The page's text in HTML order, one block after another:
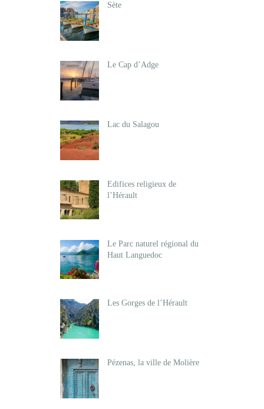
Sète
Le Cap d’Adge
Lac du Salagou
Edifices religieux de
l’Hérault
Le Parc naturel régional du
Haut Languedoc
Les Gorges de l’Hérault
Pézenas, la ville de Molière